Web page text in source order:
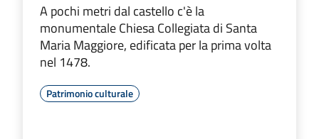
A pochi metri dal castello c'è la
monumentale Chiesa Collegiata di Santa
Maria Maggiore, edificata per la prima volta
nel 1478.
Patrimonio culturale